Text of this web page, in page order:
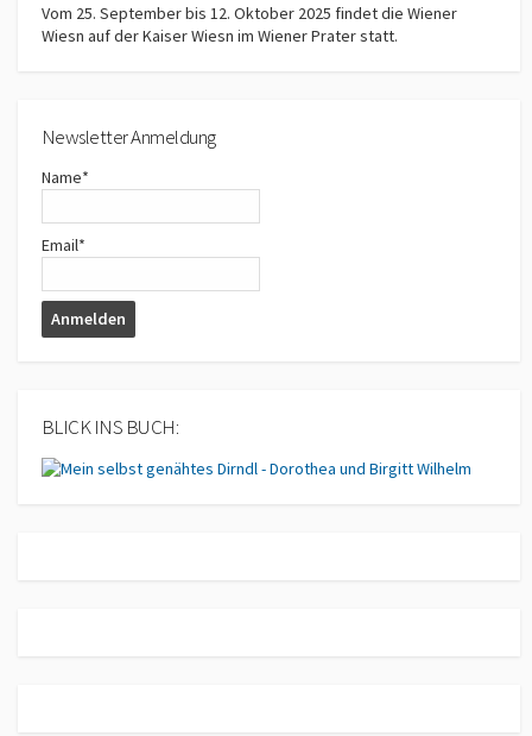
Vom 25. September bis 12. Oktober 2025 findet die Wiener
Wiesn auf der Kaiser Wiesn im Wiener Prater statt.
Newsletter Anmeldung
Name*
Email*
BLICK INS BUCH: